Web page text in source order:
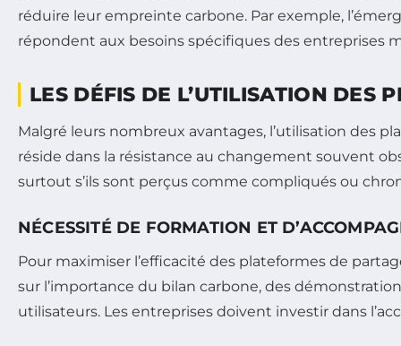
réduire leur empreinte carbone. Par exemple,
répondent aux besoins spécifiques des entreprises
LES DÉFIS DE L’UTILISATION DES
Malgré leurs nombreux avantages, l’utilisation des
réside dans la résistance au changement souvent
surtout s’ils sont perçus comme compliqués ou
NÉCESSITÉ DE FORMATION ET
Pour maximiser l’efficacité des plateformes de
sur l’importance du bilan carbone, des
utilisateurs. Les entreprises doivent investir dans